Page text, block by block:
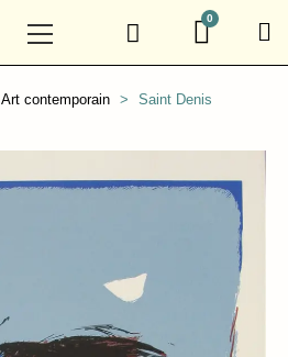
Art contemporain Saint Denis